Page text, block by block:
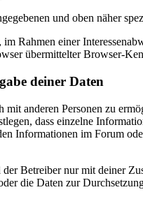
und oben näher
Rahmen einer
übermittelter Browser-
deiner Daten
mit anderen Personen zu
dass einzelne
Informationen im Forum
Betreiber nur mit deiner
die Daten zur